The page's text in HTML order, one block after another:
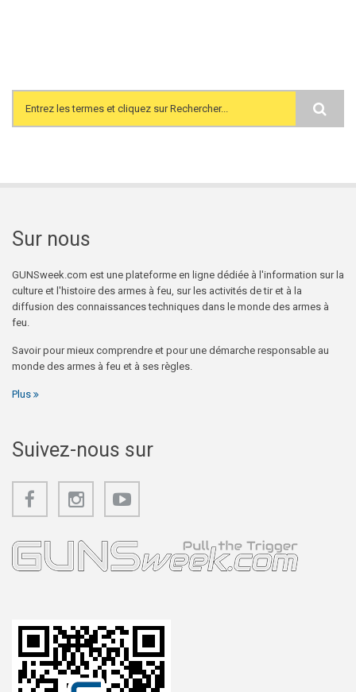
Search form
Sur nous
GUNSweek.com est une plateforme en ligne dédiée à l'information sur la
culture et l'histoire des armes à feu, sur les activités de tir et à la
diffusion des connaissances techniques dans le monde des armes à
feu.
Savoir pour mieux comprendre et pour une démarche responsable au
monde des armes à feu et à ses règles.
Plus
Suivez-nous sur